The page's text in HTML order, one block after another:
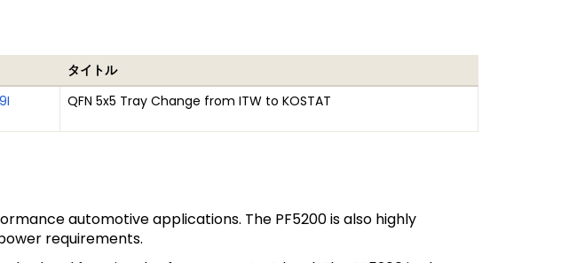
タイトル
QFN 5x5 Tray Change from ITW to KOSTAT
automotive applications. The PF5200 is also highly
requirements.